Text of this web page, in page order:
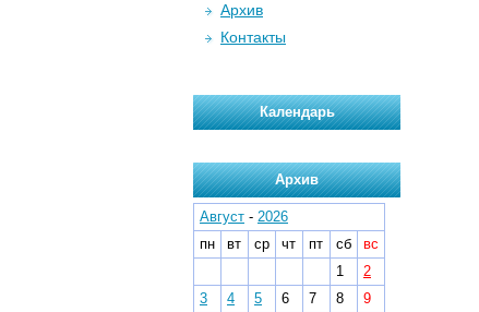
Архив
Контакты
Календарь
Архив
Август - 2026
пн
вт ср чт пт сб
вс
1
2
3
4 5 6 7 8
9